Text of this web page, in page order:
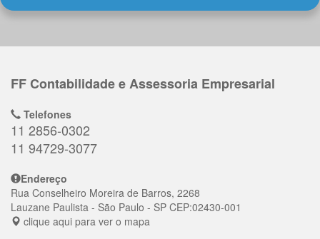
FF Contabilidade e Assessoria Empresarial
Telefones
11 2856-0302
11 94729-3077
Endereço
Rua Conselheiro Moreira de Barros, 2268
Lauzane Paulista - São Paulo - SP CEP:02430-001
clique aqui para ver o mapa